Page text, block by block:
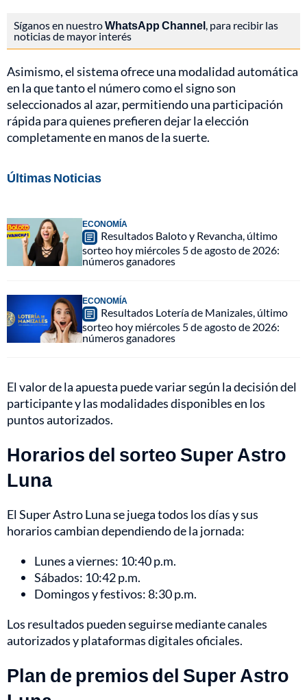
Síganos en nuestroWhatsApp Channel, para recibir las
noticias de mayor interés
Asimismo, el sistema ofrece una modalidad automática
en la que tanto el número como el signo son
seleccionados al azar, permitiendo una participación
rápida para quienes prefieren dejar la elección
completamente en manos de la suerte.
Últimas Noticias
ECONOMÍA
Resultados Baloto y Revancha, último
sorteo hoy miércoles 5 de agosto de 2026:
números ganadores
ECONOMÍA
Resultados Lotería de Manizales, último
sorteo hoy miércoles 5 de agosto de 2026:
números ganadores
El valor de la apuesta puede variar según la decisión del
participante y las modalidades disponibles en los
puntos autorizados.
Horarios del sorteo Super Astro
Luna
El Super Astro Luna se juega todos los días y sus
horarios cambian dependiendo de la jornada:
Lunes a viernes: 10:40 p.m.
Sábados: 10:42 p.m.
Domingos y festivos: 8:30 p.m.
Los resultados pueden seguirse mediante canales
autorizados y plataformas digitales oficiales.
Plan de premios del Super Astro